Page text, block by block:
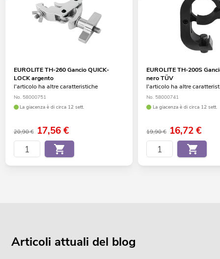
EUROLITE TH-260 Gancio QUICK-
LOCK argento
l'articolo ha altre caratteristiche
No. 58000751
La giacenza è di circa 12 sett.
20,90 € 17,56€
EUROLITE TH-200S
nero TÜV
l'articolo ha altre
No. 58000741
La giacenza è di circa 12 sett.
19,90 € 16,72€
Articoli attuali del blog